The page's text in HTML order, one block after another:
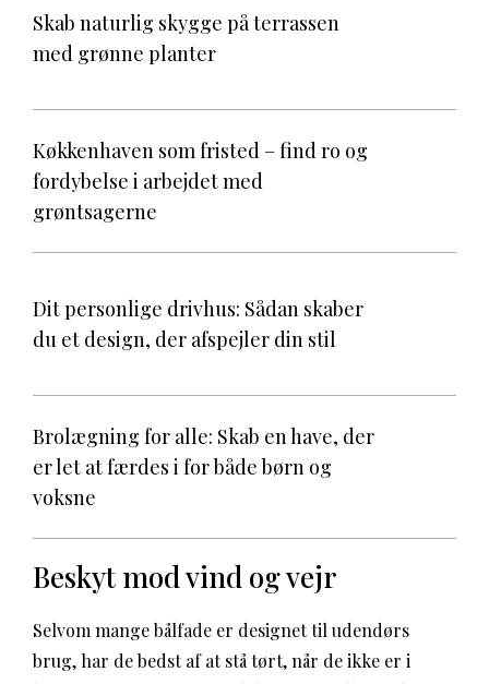
Skab naturlig skygge på terrassen
med grønne planter
Køkkenhaven som fristed – find ro og
fordybelse i arbejdet med
grøntsagerne
Dit personlige drivhus: Sådan skaber
du et design, der afspejler din stil
Brolægning for alle: Skab en have, der
er let at færdes i for både børn og
voksne
Beskyt mod vind og vejr
Selvom mange bålfade er designet til udendørs
brug, har de bedst af at stå tørt, når de ikke er i